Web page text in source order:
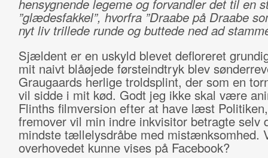
hensygnende legeme og forvandler det til en
”glædesfakkel”, hvorfra ”Draabe på Draabe
nyt liv trillede runde og buttede ned ad
Sjældent er en uskyld blevet defloreret
mit naivt blåøjede førsteindtryk blev
Graugaards herlige troldsplint, der som en
vil sidde i mit kød. Godt jeg ikke skal være
Flinths filmversion efter at have læst
fremover vil min indre inkvisitor betragte selv
mindste tællelysdråbe med mistænksomhed.
overhovedet kunne vises på Facebook?